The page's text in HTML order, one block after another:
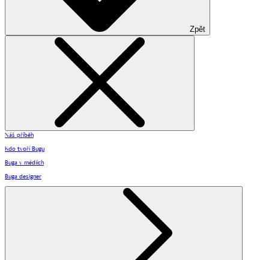
Zpět
Náš příběh
Kdo tvoří Bugu
Buga v médiích
Buga designer